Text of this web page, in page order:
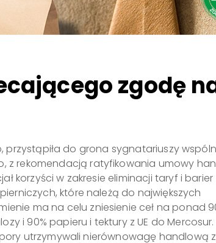
zgodę
przystąpiła do grona sygnatariuszy
z rekomendacją ratyfikowania umowy
korzyści w zakresie eliminacji taryf i barier
które należą do największych
ma na celu zniesienie ceł na ponad
i 90% papieru i tektury z UE do Mercosur.
utrzymywali nierównowagę handlową